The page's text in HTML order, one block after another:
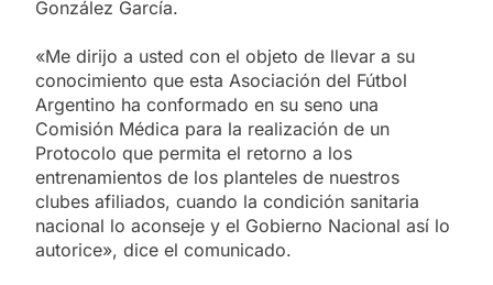
González García.
«Me dirijo a usted con el objeto de llevar a su
conocimiento que esta Asociación del Fútbol
Argentino ha conformado en su seno una
Comisión Médica para la realización de un
Protocolo que permita el retorno a los
entrenamientos de los planteles de nuestros
clubes afiliados, cuando la condición sanitaria
nacional lo aconseje y el Gobierno Nacional así lo
autorice», dice el comunicado.